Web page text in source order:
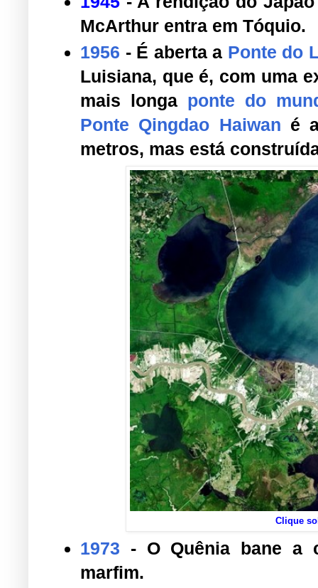
McArthur entra em Tóquio.
1956 - É aberta a Ponte do
Luisiana, que é, com uma
mais longa ponte do
Ponte Qingdao Haiwan é
metros, mas está
Clique
1973 - O Quênia bane a
marfim.